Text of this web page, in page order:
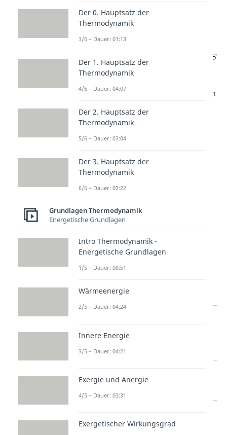
Hilfe derEnthalpie
Entropie
Der Term „
beschreibt die
und kann
damit durch
ersetzt werden.
Wenn du dir an dieser Stelle nicht
mehr ganz sicher bist, wieso das
unser Beitrag zur Enthalpie an.
Wir erhalten also:
folgendermaßen kombinieren:
>
0
freiwillig
>
>
Der 0. Hauptsatz der
Thermodynamik
3/6 – Dauer: 01:13
Der 1. Hauptsatz der
Thermodynamik
4/6 – Dauer: 04:07
Der 2. Hauptsatz der
Thermodynamik
5/6 – Dauer: 03:04
Der 3. Hauptsatz der
Thermodynamik
6/6 – Dauer: 02:22
Grundlagen Thermodynamik
Energetische Grundlagen
Intro Thermodynamik -
Energetische Grundlagen
1/5 – Dauer: 00:51
Wärmeenergie
2/5 – Dauer: 04:24
Innere Energie
3/5 – Dauer: 04:21
Exergie und Anergie
4/5 – Dauer: 03:31
Exergetischer Wirkungsgrad